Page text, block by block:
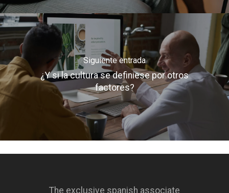
Siguiente entrada
¿Y si la cultura se definiese por otros
factores?
The exclusive spanish associate